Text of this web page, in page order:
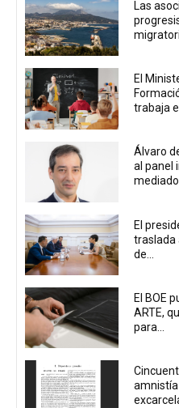
Las
El
trabaja
Álvaro
al panel
El
traslada
de...
El BOE
ARTE,
para...
amnistía